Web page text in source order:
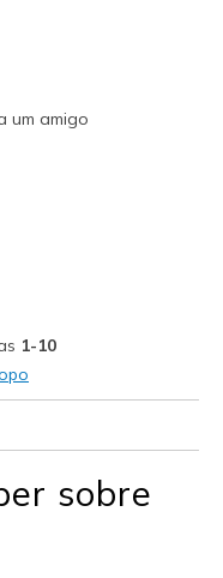
um amigo
1-10
sobre